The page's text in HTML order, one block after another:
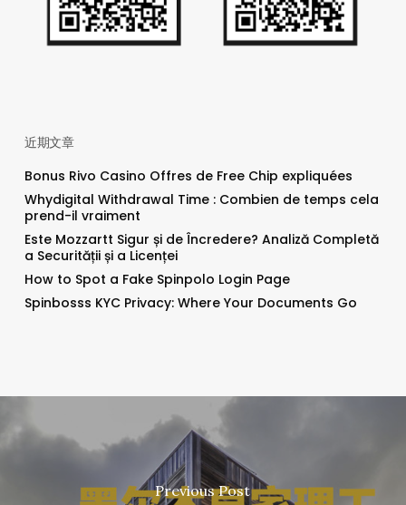
近期文章
Bonus Rivo Casino Offres de Free Chip expliquées
Whydigital Withdrawal Time : Combien de temps cela
prend-il vraiment
Este Mozzartt Sigur și de Încredere? Analiză Completă
a Securității și a Licenței
How to Spot a Fake Spinpolo Login Page
Spinbosss KYC Privacy: Where Your Documents Go
Previous Post